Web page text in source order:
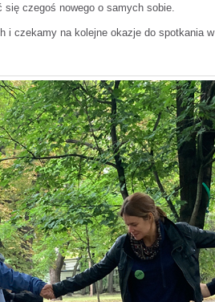
czegoś nowego o samych sobie.
i czekamy na kolejne okazje do spotkania